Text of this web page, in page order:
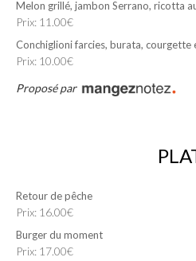
Melon grillé, jambon Serrano, ricotta
Prix: 11.00€
Conchiglioni farcies, burata,
Prix: 10.00€
Proposé par
Retour de pêche
Prix: 16.00€
Burger du moment
Prix: 17.00€